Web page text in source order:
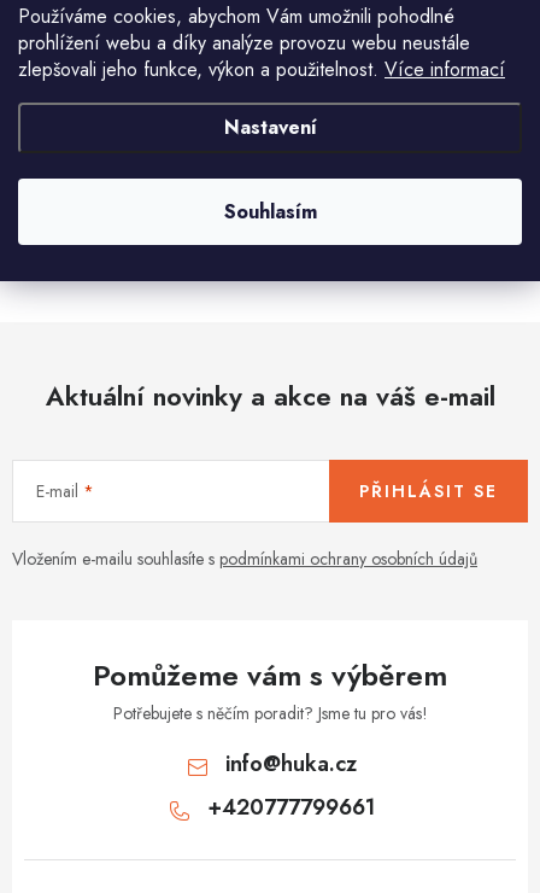
Používáme cookies, abychom Vám umožnili pohodlné
prohlížení webu a díky analýze provozu webu neustále
zlepšovali jeho funkce, výkon a použitelnost. Více informací
Nastavení
Souhlasím
Všetko bolo super ale škoda že návod je len v polsky a
anglicky .
Gabriela Březinová Vágnerová
Zobrazit další hodnocení
Aktuální novinky a akce na váš e-mail
E-mail
Vložením e-mailu souhlasíte s podmínkami ochrany osobních údajů
PŘIHLÁSIT SE
Pomůžeme vám s výběrem
Potřebujete s něčím poradit? Jsme tu pro vás!
info@huka.cz
+420777799661